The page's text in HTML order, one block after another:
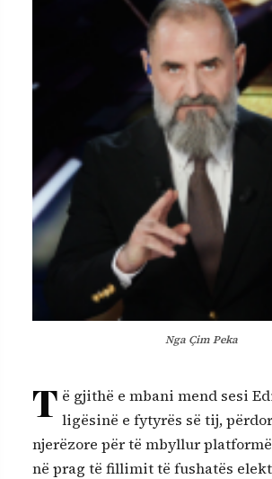
Nga Çim Peka
T ë gjithë e mbani mend sesi
ligësinë e fytyrës së tij,
njerëzore për të mbyllur
në prag të fillimit të fushatës